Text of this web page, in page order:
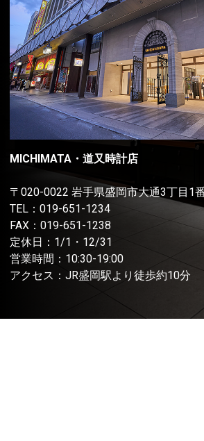
MICHIMATA・道又時計店
〒020-0022 岩手県盛岡市大通3丁目1
TEL： 019-651-1234
FAX：019-651-1238
定休日：1/1・12/31
営業時間：10:30-19:00
アクセス：JR盛岡駅より徒歩約10分